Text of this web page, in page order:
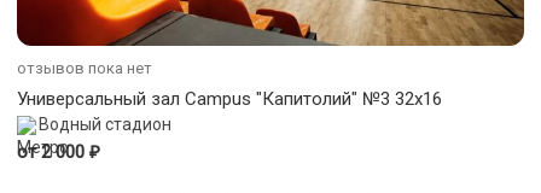
отзывов пока нет
Универсальный зал Campus "Капитолий" №3 32x16
Водный стадион
от 2 000 ₽